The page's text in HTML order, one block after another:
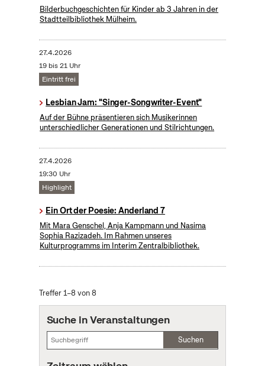
Bilderbuchgeschichten für Kinder ab 3 Jahren in der
Stadtteilbibliothek Mülheim.
27.4.2026
19 bis 21 Uhr
Eintritt frei
Lesbian Jam: "Singer-Songwriter-Event"
Auf der Bühne präsentieren sich Musikerinnen
unterschiedlicher Generationen und Stilrichtungen.
27.4.2026
19:30 Uhr
Highlight
Ein Ort der Poesie: Anderland 7
Mit Mara Genschel, Anja Kampmann und Nasima
Sophia Razizadeh. Im Rahmen unseres
Kulturprogramms im Interim Zentralbibliothek.
Treffer 1–8 von 8
Suche in Veranstaltungen
Suchen